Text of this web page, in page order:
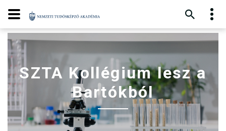
SZTA Kollégium lesz a
Bartókból